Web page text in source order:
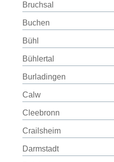
Bruchsal
Buchen
Bühl
Bühlertal
Burladingen
Calw
Cleebronn
Crailsheim
Darmstadt